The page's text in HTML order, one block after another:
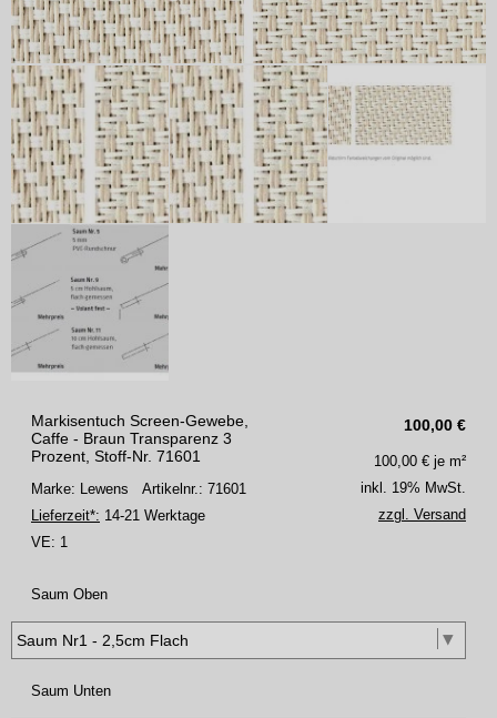
100,00 €
Markisentuch Screen-Gewebe,
Caffe - Braun Transparenz 3
Prozent, Stoff-Nr. 71601
Marke: Lewens Artikelnr.: 71601
Lieferzeit*: 14-21 Werktage
VE: 1
100,00 € je m²
inkl. 19% MwSt.
zzgl. Versand
Saum Oben
Saum Unten